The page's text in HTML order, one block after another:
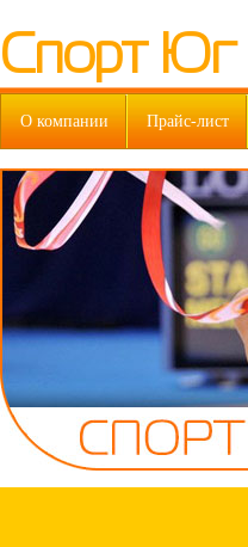
Спорт Юг
О компании Прайс-лист